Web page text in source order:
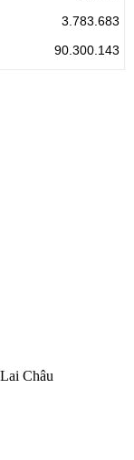
3.783.683
90.300.143
Châu